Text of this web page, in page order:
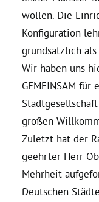
wollen. Die
Konfiguration
grundsätzlich
Wir haben uns
GEMEINSAM für
großen
Zuletzt hat der
geehrter Herr
Mehrheit
Deutschen